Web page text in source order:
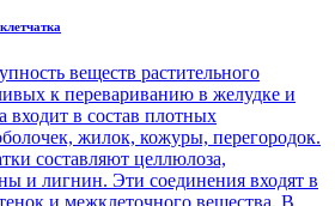
веществ растительного
к перевариванию в желудке и
в состав плотных
жилок, кожуры, перегородок.
составляют целлюлоза,
и лигнин. Эти соединения входят в